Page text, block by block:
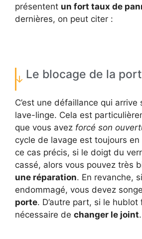
présentent un fort taux de
dernières, on peut citer :
Le blocage de la
C’est une défaillance qui arrive
lave-linge. Cela est
que vous avez forcé son
cycle de lavage est toujours en
ce cas précis, si le doigt du
cassé, alors vous pouvez très
une réparation. En revanche,
endommagé, vous devez
porte. D’autre part, si le
nécessaire de changer le joint.